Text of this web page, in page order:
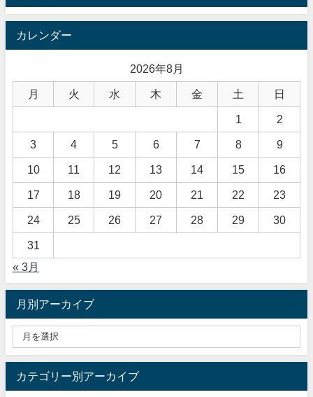
カレンダー
2026年8月
月 火 水 木 金 土 日
1 2
3 4 5 6 7 8 9
10 11 12 13 14 15 16
17 18 19 20 21 22 23
24 25 26 27 28 29 30
31
« 3月
月別アーカイブ
カテゴリー別アーカイブ